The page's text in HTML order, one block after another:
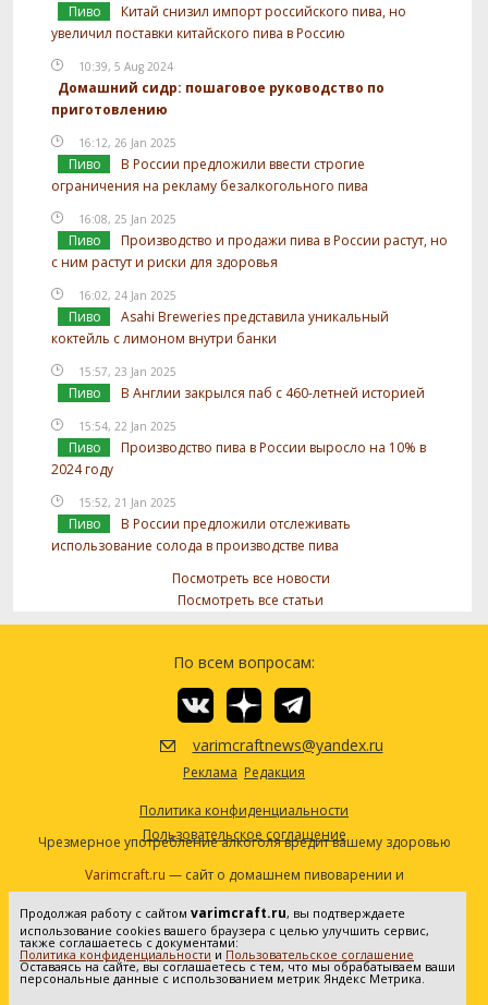
Пиво
Китай снизил импорт российского пива, но
увеличил поставки китайского пива в Россию
10:39, 5 Aug 2024
Домашний сидр: пошаговое руководство по
приготовлению
16:12, 26 Jan 2025
Пиво
В России предложили ввести строгие
ограничения на рекламу безалкогольного пива
16:08, 25 Jan 2025
Пиво
Производство и продажи пива в России растут, но
с ним растут и риски для здоровья
16:02, 24 Jan 2025
Пиво
Asahi Breweries представила уникальный
коктейль с лимоном внутри банки
15:57, 23 Jan 2025
Пиво В Англии закрылся паб с 460-летней историей
15:54, 22 Jan 2025
Пиво
Производство пива в России выросло на 10% в
2024 году
15:52, 21 Jan 2025
Пиво
В России предложили отслеживать
использование солода в производстве пива
Посмотреть все новости
Посмотреть все статьи
По всем вопросам:
varimcraftnews@yandex.ru
Реклама Редакция
Политика конфиденциальности
Пользовательское соглашение
Чрезмерное употребление алкоголя вредит вашему здоровью
Varimcraft.ru — сайт о домашнем пивоварении и
самогоноварении.
Сетевое издание «Варимкрафт». Зарегистрировано в
Федеральной службе по надзору в сфере связи, информационных
технологий и массовых коммуникаций (Роскомнадзор). Реестровая
запись ЭЛ No ФС77-80936 от 25.05.2021. Все права защищены. 16+
Продолжая работу с сайтом varimcraft.ru, вы подтверждаете
использование cookies вашего браузера с целью улучшить сервис,
также соглашаетесь с документами:
Политика конфиденциальности и Пользовательское соглашение
Оставаясь на сайте, вы соглашаетесь с тем, что мы обрабатываем ваши
персональные данные с использованием метрик Яндекс Метрика.